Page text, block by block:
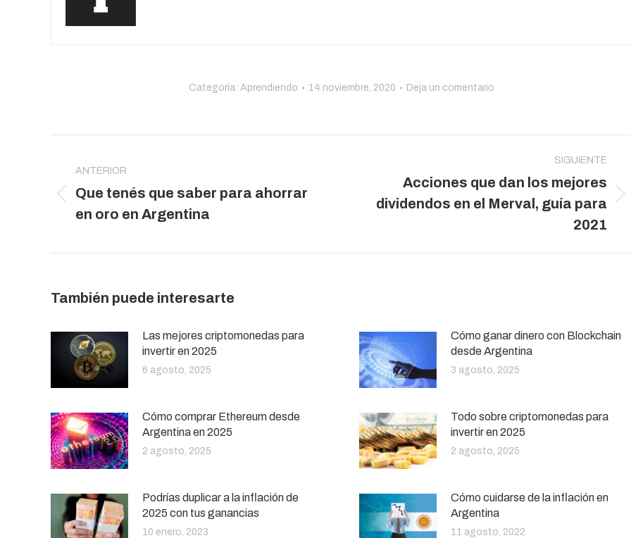
Categoría: Aprendiendo 14 noviembre, 2020 Deja un comentario
entre
publicaciones
ANTERIOR
Publicación
anterior:
Que tenés que saber para ahorrar
en oro en Argentina
SIGUIENTE
Publicación
Acciones que dan los mejores
dividendos en el Merval, guía para
2021
También puede interesarte
Las mejores criptomonedas para
invertir en 2025
6 agosto, 2025
Cómo ganar dinero con Blockchain
desde Argentina
3 agosto, 2025
Cómo comprar Ethereum desde
Argentina en 2025
2 agosto, 2025
Todo sobre criptomonedas para
invertir en 2025
2 agosto, 2025
Podrías duplicar a la inflación de
2025 con tus ganancias
10 enero, 2023
Cómo cuidarse de la inflación en
Argentina
11 agosto, 2022